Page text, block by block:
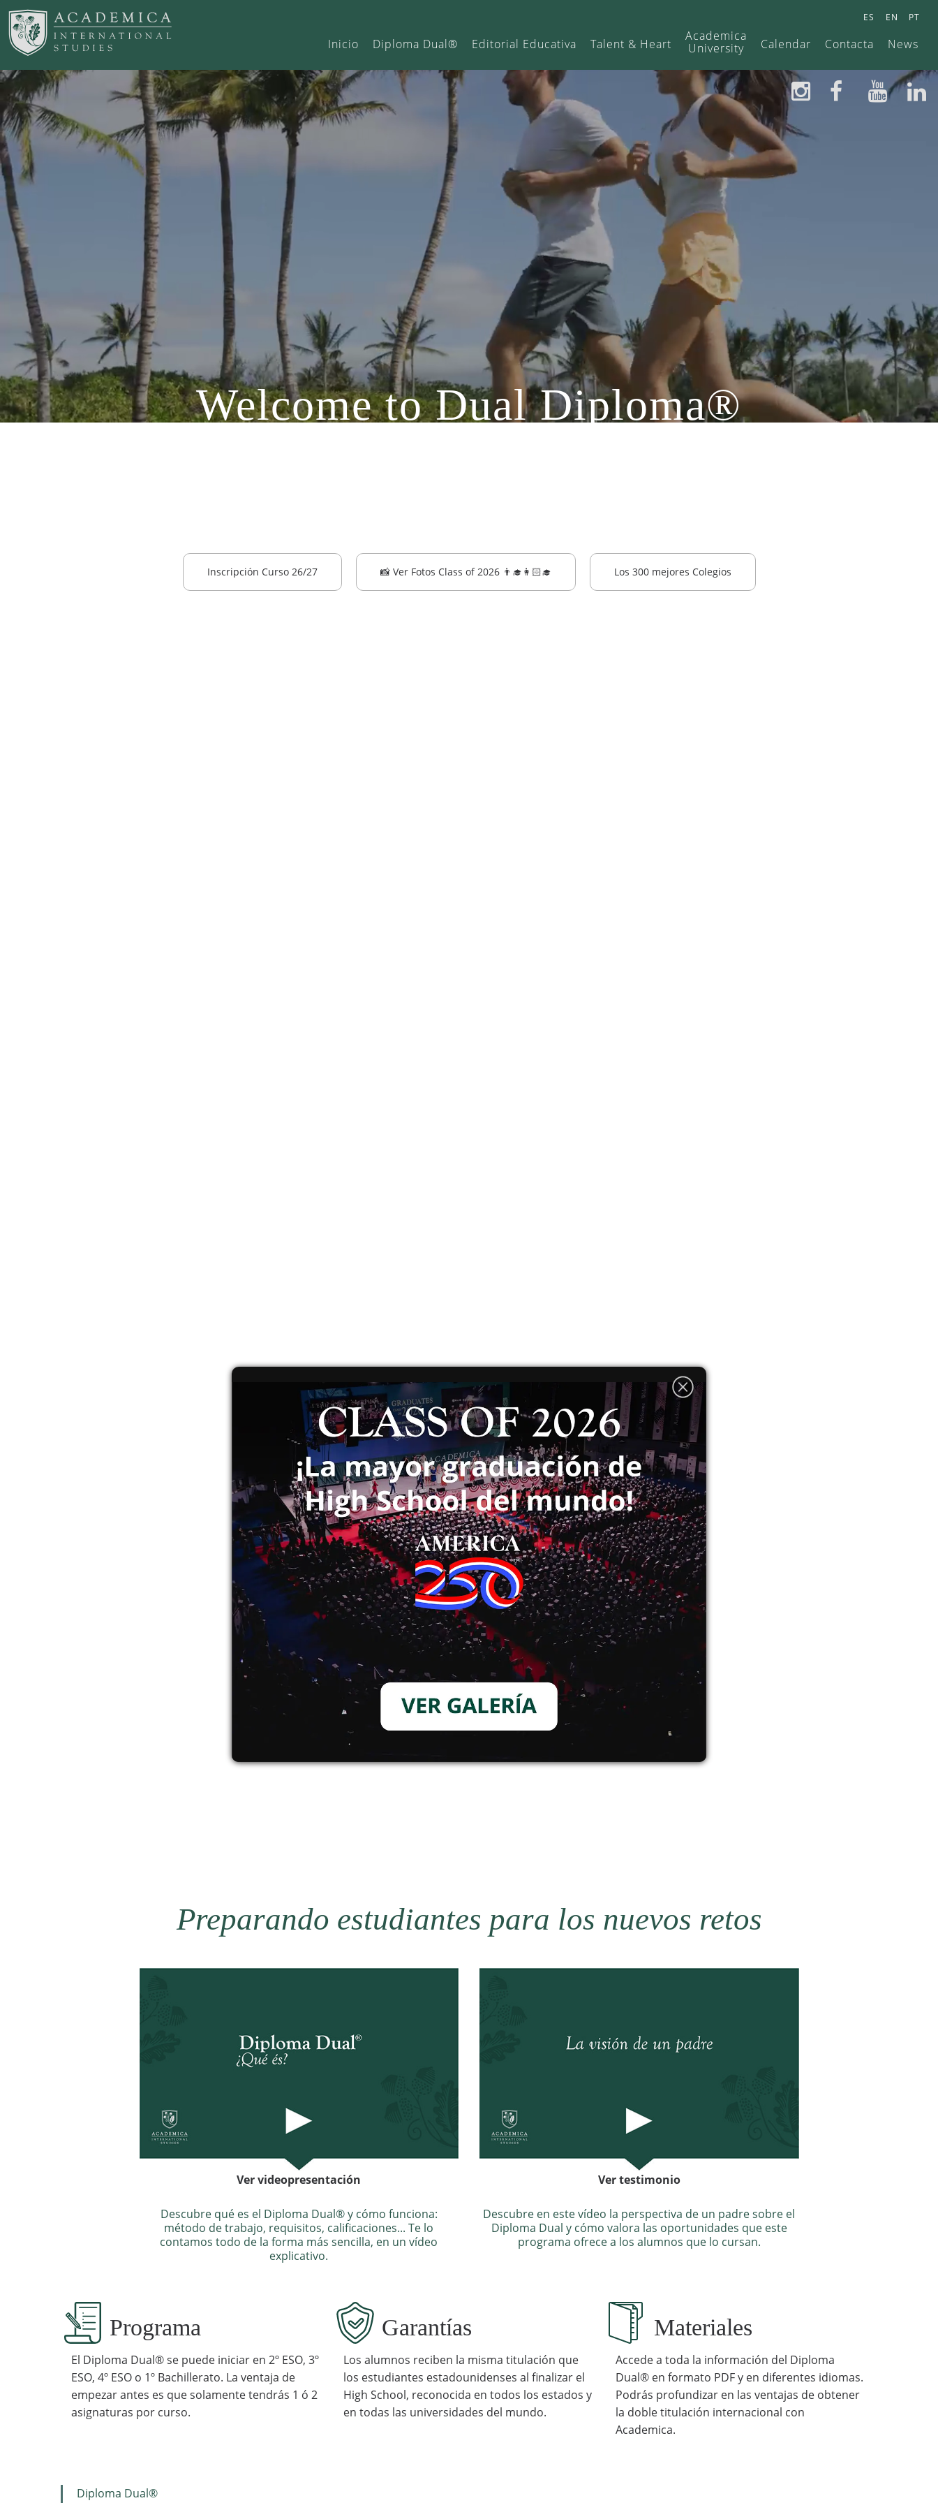
Inicio Diploma Dual® Editorial Educativa Talent & Heart
Academica
University
Calendar Contacta News
ES EN PT
Welcome to Dual Diploma®
Inscripción Curso 26/27 📸 Ver Fotos Class of 2026 👨‍🎓👩🏻‍🎓 Los 300 mejores Colegios
Preparando estudiantes para los nuevos retos
Ver videopresentación
Descubre qué es el Diploma Dual® y cómo funciona:
método de trabajo, requisitos, calificaciones... Te lo
contamos todo de la forma más sencilla, en un vídeo
explicativo.
Ver testimonio
Descubre en este vídeo la perspectiva de un padre sobre el
Diploma Dual y cómo valora las oportunidades que este
programa ofrece a los alumnos que lo cursan.
Programa
El Diploma Dual® se puede iniciar en 2º ESO, 3º
ESO, 4º ESO o 1º Bachillerato. La ventaja de
empezar antes es que solamente tendrás 1 ó 2
asignaturas por curso.
Garantías
Los alumnos reciben la misma titulación que
los estudiantes estadounidenses al finalizar el
High School, reconocida en todos los estados y
en todas las universidades del mundo.
Materiales
Accede a toda la información del Diploma
Dual® en formato PDF y en diferentes idiomas.
Podrás profundizar en las ventajas de obtener
la doble titulación internacional con
Academica.
Diploma Dual®